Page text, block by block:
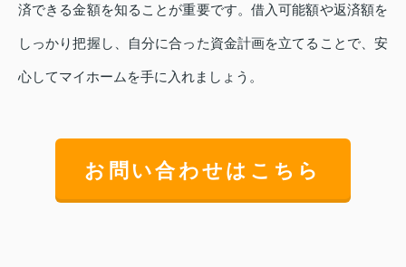
済できる金額を知ることが重要です。借入可能額や返済額を
しっかり把握し、自分に合った資金計画を立てることで、安
心してマイホームを手に入れましょう。
お問い合わせはこちら